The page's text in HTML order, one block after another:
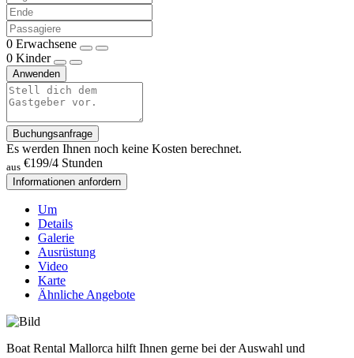
0 Erwachsene
0 Kinder
Anwenden
Buchungsanfrage
Es werden Ihnen noch keine Kosten berechnet.
aus €199/4 Stunden
Informationen anfordern
Um
Details
Galerie
Ausrüstung
Video
Karte
Ähnliche Angebote
Boat Rental Mallorca hilft Ihnen gerne bei der Auswahl und